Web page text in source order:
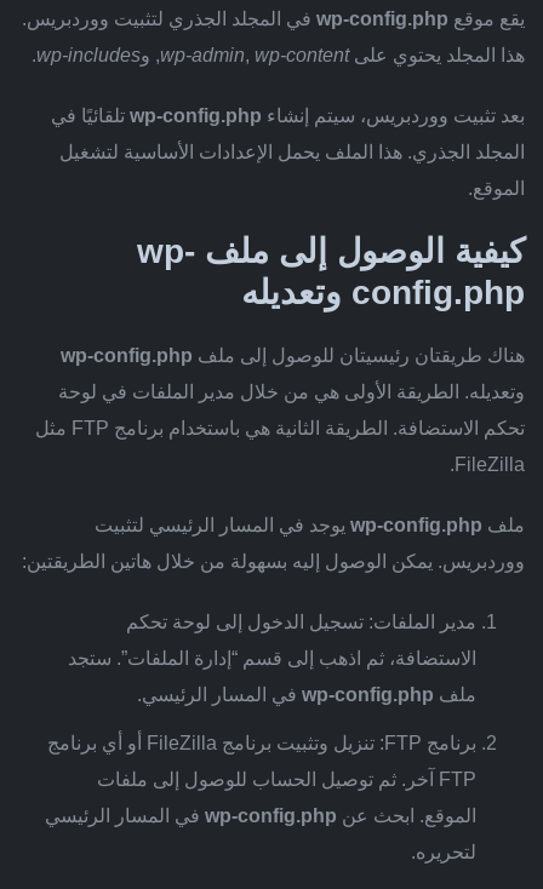
يقع موقع wp-config.php في المجلد الجذري لتثبيت ووردبريس.
هذا المجلد يحتوي على
wp-admin, wp-content , وwp-includes
.
بعد تثبيت ووردبريس، سيتم إنشاء wp-config.php تلقائيًا في
المجلد الجذري. هذا الملف يحمل الإعدادات الأساسية لتشغيل
الموقع.
كيفية الوصول إلى ملف wp-
config.php وتعديله
هناك طريقتان رئيسيتان للوصول إلى ملف wp-config.php
وتعديله. الطريقة الأولى هي من خلال مدير الملفات في لوحة
تحكم الاستضافة. الطريقة الثانية هي باستخدام برنامج FTP مثل
FileZilla.
ملف wp-config.php يوجد في المسار الرئيسي لتثبيت
ووردبريس. يمكن الوصول إليه بسهولة من خلال هاتين الطريقتين:
مدير الملفات: تسجيل الدخول إلى لوحة تحكم
الاستضافة، ثم اذهب إلى قسم “إدارة الملفات”. ستجد
ملف wp-config.php في المسار الرئيسي.
برنامج FTP: تنزيل وتثبيت برنامج FileZilla أو أي برنامج
FTP آخر. ثم توصيل الحساب للوصول إلى ملفات
الموقع. ابحث عن wp-config.php في المسار الرئيسي
لتحريره.